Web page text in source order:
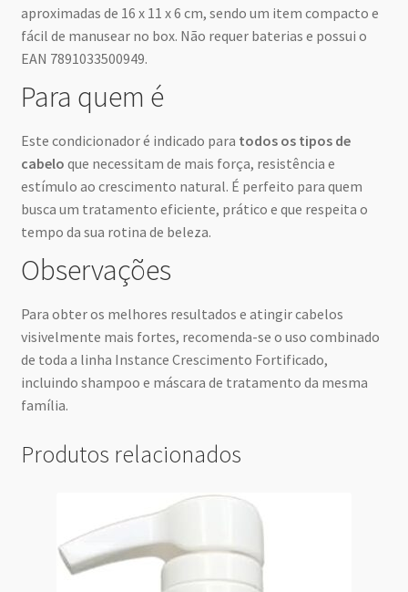
aproximadas de 16 x 11 x 6 cm, sendo um item compacto e
fácil de manusear no box. Não requer baterias e possui o
EAN 7891033500949.
Para quem é
Este condicionador é indicado para todos os tipos de
cabelo que necessitam de mais força, resistência e
estímulo ao crescimento natural. É perfeito para quem
busca um tratamento eficiente, prático e que respeita o
tempo da sua rotina de beleza.
Observações
Para obter os melhores resultados e atingir cabelos
visivelmente mais fortes, recomenda-se o uso combinado
de toda a linha Instance Crescimento Fortificado,
incluindo shampoo e máscara de tratamento da mesma
família.
Produtos relacionados